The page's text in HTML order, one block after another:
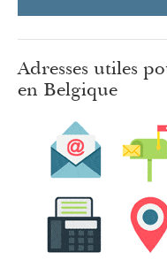
Adresses utiles
en Belgique